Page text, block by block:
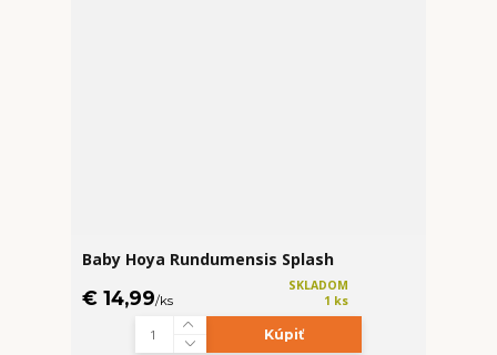
Baby Hoya Rundumensis Splash
€ 14,99/ks
SKLADOM
1 ks
Kúpiť